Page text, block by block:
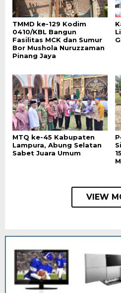
TMMD ke-129 Kodim
0410/KBL Bangun
Fasilitas MCK dan Sumur
Bor Mushola Nuruzzaman
Pinang Jaya
MTQ ke-45 Kabupaten
Lampura, Abung Selatan
Sabet Juara Umum
VIEW